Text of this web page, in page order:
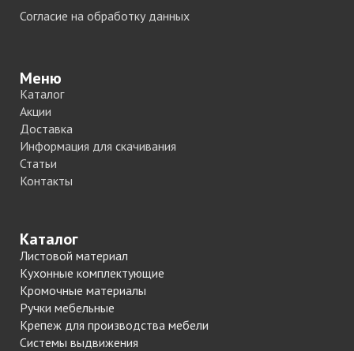
Согласие на обработку данных
Меню
Каталог
Акции
Доставка
Информация для скачивания
Статьи
Контакты
Каталог
Листовой материал
Кухонные комплектующие
Кромочные материалы
Ручки мебельные
Крепеж для производства мебели
Системы выдвижения